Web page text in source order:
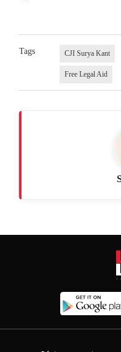
Tags CJI Surya Kant
Free Legal Aid